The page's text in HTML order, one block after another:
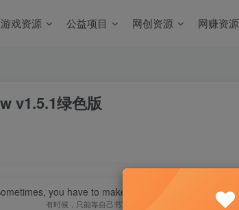
游戏资源 公益项目 网创资源 网赚资源
v1.5.1绿色版
you have to make your own happy ending.
有时候，只能靠自己书写自己的美好结局